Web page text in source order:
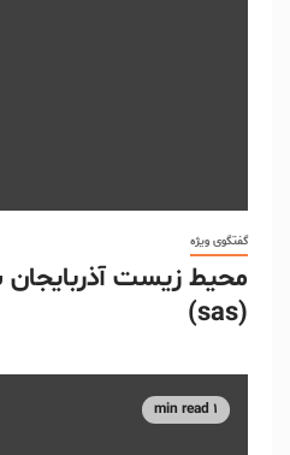
گفتگوی ویژه
محیط زیست
(sas)
1 min read